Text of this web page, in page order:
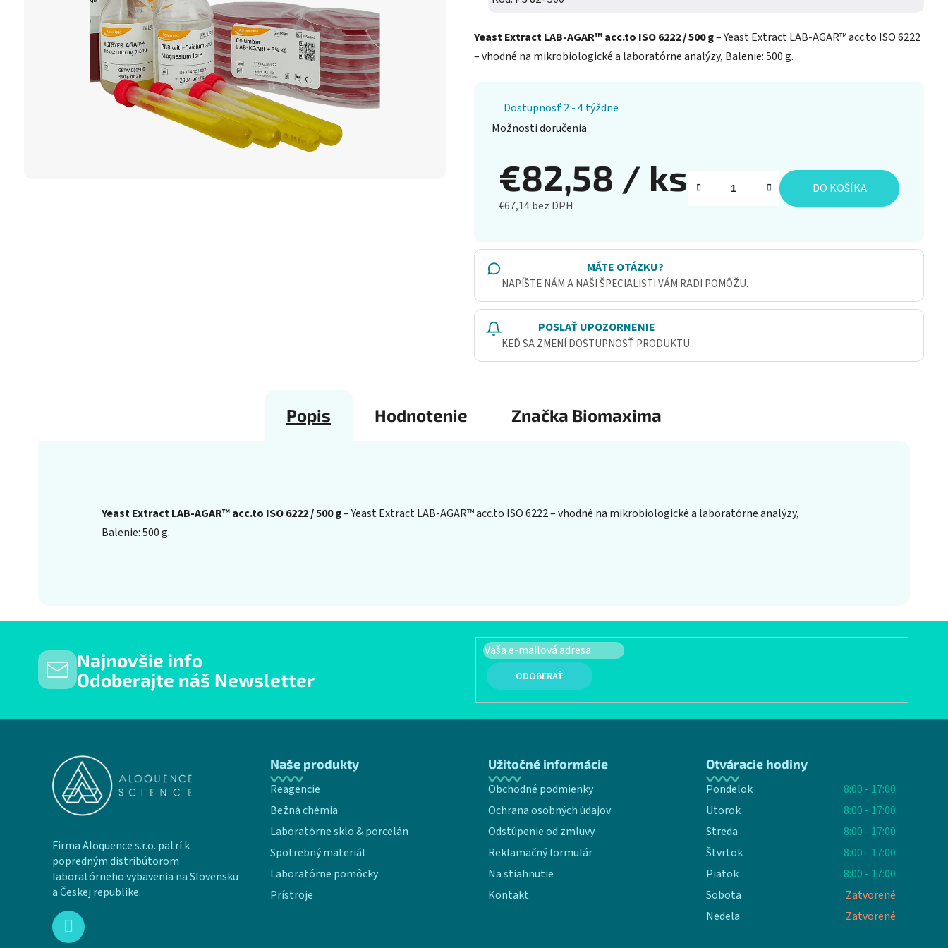
Yeast Extract LAB-AGAR™ acc.to ISO 6222 / 500 g– Yeast Extract LAB-AGAR™ acc.to ISO 6222
– vhodné na mikrobiologické a laboratórne analýzy, Balenie: 500 g.
Dostupnosť 2 - 4 týždne
Možnosti doručenia
€82,58 / ks
€67,14 bez DPH
DO KOŠÍKA
MÁTE OTÁZKU?
NAPÍŠTE NÁM A NAŠI ŠPECIALISTI VÁM RADI POMÔŽU.
POSLAŤ UPOZORNENIE
KEĎ SA ZMENÍ DOSTUPNOSŤ PRODUKTU.
Popis Hodnotenie Značka Biomaxima
Yeast Extract LAB-AGAR™ acc.to ISO 6222 / 500 g– Yeast Extract LAB-AGAR™ acc.to ISO 6222 – vhodné na mikrobiologické a laboratórne analýzy,
Balenie: 500 g.
Najnovšie info
Odoberajte náš Newsletter
PRIHLÁSIŤ SA
Firma Aloquence s.r.o. patrí k
popredným distribútorom
laboratórneho vybavenia na Slovensku
a Českej republike.
Naše produkty
Reagencie
Bežná chémia
Laboratórne sklo & porcelán
Spotrebný materiál
Laboratórne pomôcky
Prístroje
Užitočné informácie
Obchodné podmienky
Ochrana osobných údajov
Odstúpenie od zmluvy
Reklamačný formulár
Na stiahnutie
Kontakt
Otváracie hodiny
Pondelok
8:00 - 17:00
Utorok
8:00 - 17:00
Streda
8:00 - 17:00
Štvrtok
8:00 - 17:00
Piatok
8:00 - 17:00
Sobota
Zatvorené
Nedela
Zatvorené